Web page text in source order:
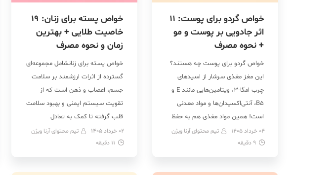
خواص گردو برای پوست: 11
اثر جادویی بر پوست و مو
+ نحوه مصرف
خواص گردو برای پوست چه هستند؟
این مغز مغذی سرشار از اسیدهای
چرب امگا‑۳، ویتامین‌هایی مانند E و
B5، آنتی‌اکسیدان‌ها و مواد معدنی
است! همین مواد مغذی هم به حفظ
رطوبت پوست‌تان، کاهش التهاب و
محافظت از سلول‌های پوستی در برابر
واقع، زمانی که گردو را در رژیم غذایی
04 خرداد 1405
تیم محتوای آرنا ویژن
9 دقیقه
خواص پسته برای زنان: 19
خاصیت طلایی + بهترین
زمان و نحوه مصرف
خواص پسته برای زنانشامل مجموعه‌ای
گسترده از اثرات ارزشمند بر سلامت
جسم، اعصاب و ذهن است که از
تقویت سیستم ایمنی و بهبود سلامت
قلب گرفته تا کمک به تعادل
هورمونی، زیبایی پوست و مو و حمایت
از کاهش وزن را در بر می‌گیرد. در
مراحل مختلف زندگی از […]
02 خرداد 1405
تیم محتوای آرنا ویژن
11 دقیقه